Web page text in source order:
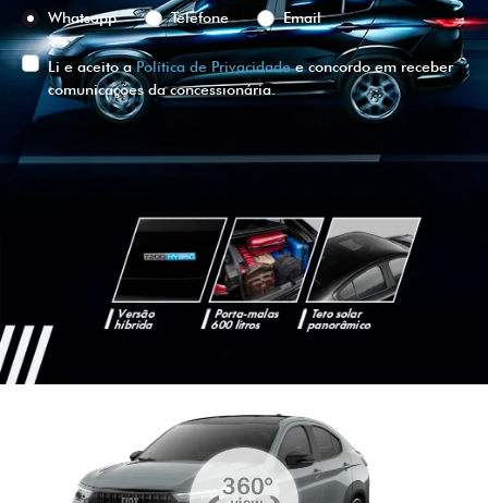
Whatsapp
Telefone Email
Li e aceito aPolítica de Privacidadee concordo em receber
comunicações da concessionária.
ENTRAR EM CONTATO
VISUALIZE O
VEÍCULO EM
360°